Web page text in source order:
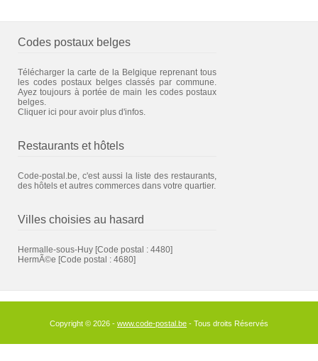
Codes postaux belges
Télécharger la carte de la Belgique reprenant tous
les codes postaux belges classés par commune.
Ayez toujours à portée de main les codes postaux
belges.
Cliquer ici pour avoir plus d'infos.
Restaurants et hôtels
Code-postal.be, c'est aussi la liste des restaurants,
des hôtels et autres commerces dans votre quartier.
Villes choisies au hasard
Hermalle-sous-Huy [Code postal : 4480]
HermÃ©e [Code postal : 4680]
Copyright © 2026 - www.code-postal.be - Tous droits Réservés